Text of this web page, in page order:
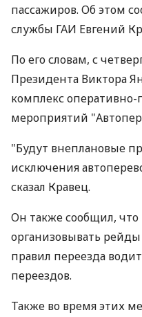
пассажиров. Об этом
службы ГАИ Евгений
По его словам, с
Президента Виктора
комплекс
мероприятий
"Будут внеплановые
исключения
сказал Кравец.
Он также сообщил,
организовывать
правил переезда
переездов.
Также во время этих